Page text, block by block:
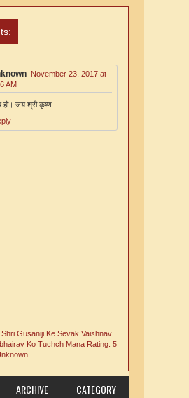
Comments
November 23, 2017 at
AM
हो। जय श्री कृष्ण
Shri Gusaniji Ke Sevak Vaishnav
Ko Tuchch Mana Rating: 5
ARCHIVE CATEGORY